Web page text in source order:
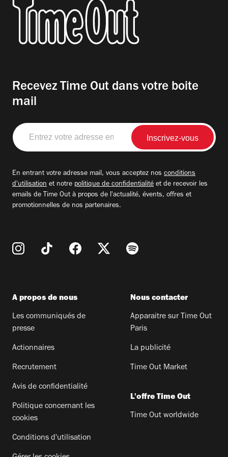
Recevez Time Out dans votre boite
mail
Entrez
votre
adresse
En entrant votre adresse mail, vous acceptez nos conditions
d'utilisation et notre politique de confidentialité et de recevoir les
emails de Time Out à propos de l'actualité, évents, offres et
promotionnelles de nos partenaires.
A propos de nous
Les communiqués de
presse
Actionnaires
Recrutement
Avis de confidentialité
Politique concernant les
cookies
Conditions d'utilisation
Nous contacter
Apparaitre sur Time Out
Paris
La publicité
Time Out Market
L'offre Time Out
Time Out worldwide